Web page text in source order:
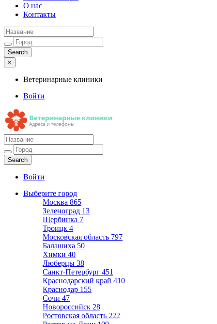
О нас
Контакты
×
Ветеринарные клиники
Войти
Ветеринарные клиники
Адреса и телефоны
Войти
Выберите город
Москва 865
Зеленоград 13
Щербинка 7
Троицк 4
Московская область 797
Балашиха 50
Химки 40
Люберцы 38
Санкт-Петербург 451
Краснодарский край 410
Краснодар 155
Сочи 47
Новороссийск 28
Ростовская область 222